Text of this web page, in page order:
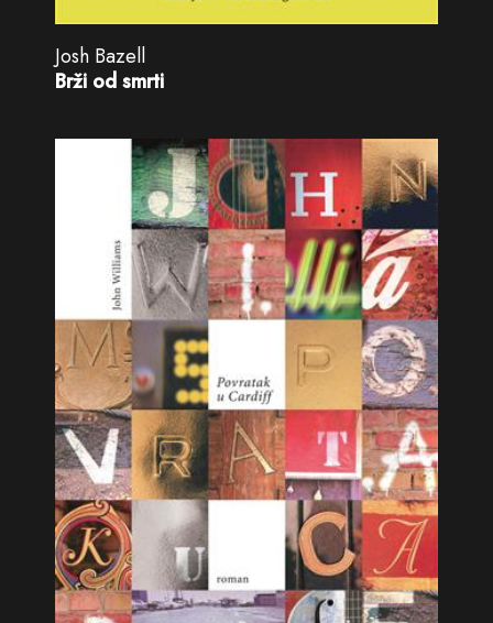
Josh Bazell
Brži od smrti